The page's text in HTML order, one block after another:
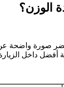
صورة واضحة
أفضل داخل